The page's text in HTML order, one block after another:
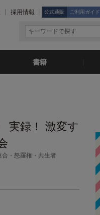
採用情報 公式通販 ご利用ガイド
書籍
実録！ 激変す
・怒羅権・共生者